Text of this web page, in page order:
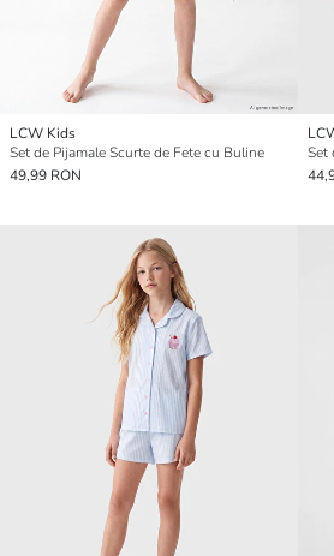
LCW Kids
Set de Pijamale Scurte de Fete cu Buline
49,99 RON
Set